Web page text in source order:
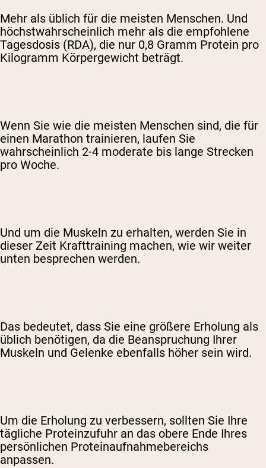
Mehr als üblich für die meisten Menschen. Und
höchstwahrscheinlich mehr als die empfohlene
Tagesdosis (RDA), die nur 0,8 Gramm Protein pro
Kilogramm Körpergewicht beträgt.
Wenn Sie wie die meisten Menschen sind, die für
einen Marathon trainieren, laufen Sie
wahrscheinlich 2-4 moderate bis lange Strecken
pro Woche.
Und um die Muskeln zu erhalten, werden Sie in
dieser Zeit Krafttraining machen, wie wir weiter
unten besprechen werden.
Das bedeutet, dass Sie eine größere Erholung als
üblich benötigen, da die Beanspruchung Ihrer
Muskeln und Gelenke ebenfalls höher sein wird.
Um die Erholung zu verbessern, sollten Sie Ihre
tägliche Proteinzufuhr an das obere Ende Ihres
persönlichen Proteinaufnahmebereichs
anpassen.